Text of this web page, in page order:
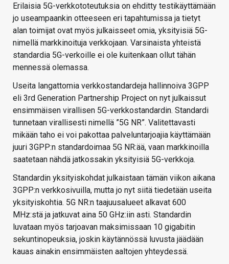
Erilaisia 5G-verkkototeutuksia on ehditty testikäyttämään
jo useampaankin otteeseen eri tapahtumissa ja tietyt
alan toimijat ovat myös julkaisseet omia, yksityisiä 5G-
nimellä markkinoituja verkkojaan. Varsinaista yhteistä
standardia 5G-verkoille ei ole kuitenkaan ollut tähän
mennessä olemassa.
Useita langattomia verkkostandardeja hallinnoiva 3GPP
eli 3rd Generation Partnership Project on nyt julkaissut
ensimmäisen virallisen 5G-verkkostandardin. Standardi
tunnetaan virallisesti nimellä ”5G NR”. Valitettavasti
mikään taho ei voi pakottaa palveluntarjoajia käyttämään
juuri 3GPP:n standardoimaa 5G NR:ää, vaan markkinoilla
saatetaan nähdä jatkossakin yksityisiä 5G-verkkoja.
Standardin yksityiskohdat julkaistaan tämän viikon aikana
3GPP:n verkkosivuilla, mutta jo nyt siitä tiedetään useita
yksityiskohtia. 5G NR:n taajuusalueet alkavat 600
MHz:stä ja jatkuvat aina 50 GHz:iin asti. Standardin
luvataan myös tarjoavan maksimissaan 10 gigabitin
sekuntinopeuksia, joskin käytännössä luvusta jäädään
kauas ainakin ensimmäisten aaltojen yhteydessä.